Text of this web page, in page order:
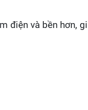
và bền hơn,